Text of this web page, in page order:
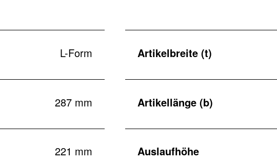
L-Form Artikelbreite (t)
287 mm Artikellänge (b)
221 mm Auslaufhöhe